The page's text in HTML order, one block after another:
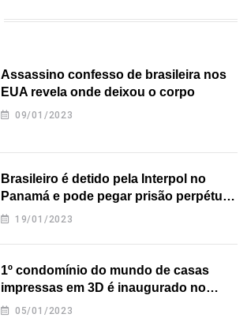
Assassino confesso de brasileira nos
EUA revela onde deixou o corpo
09/01/2023
Brasileiro é detido pela Interpol no
Panamá e pode pegar prisão perpétua
nos EUA
19/01/2023
1º condomínio do mundo de casas
impressas em 3D é inaugurado no
Texas
05/01/2023